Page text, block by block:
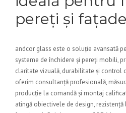
pereți și
andcor glass este o soluție avansată
systeme de închidere și pereți mobili,
claritate vizuală, durabilitate și control
oferim consultanță profesională,
producție la comandă și montaj
atingă obiectivele de design,